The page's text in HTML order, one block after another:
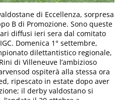
di Eccellenza, sorpresa
B di Promozione. Sono queste
diffusi ieri sera dal comitato
Domenica 1° settembre,
dilettantistico regionale,
di Villeneuve l’ambizioso
ospiterà alla stessa ora
ripescato in estate dopo aver
il derby valdostano si